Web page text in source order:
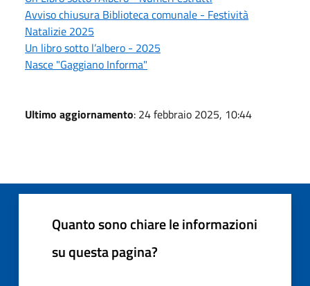
Avviso chiusura Biblioteca comunale - Festività
Natalizie 2025
Un libro sotto l’albero - 2025
Nasce "Gaggiano Informa"
Ultimo aggiornamento: 24 febbraio 2025, 10:44
Quanto sono chiare le informazioni
su questa pagina?